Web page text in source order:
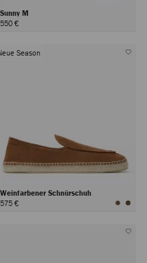
Sunny M
550 €
Season
Weinfarbener Schnürschuh
575 €